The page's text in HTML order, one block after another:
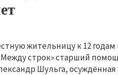
жительницу к 12
строк» старший
Шульга,